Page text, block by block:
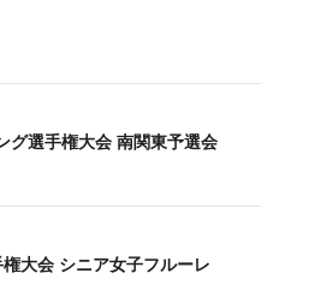
グ選手権大会 南関東予選会
大会 シニア女子フルーレ